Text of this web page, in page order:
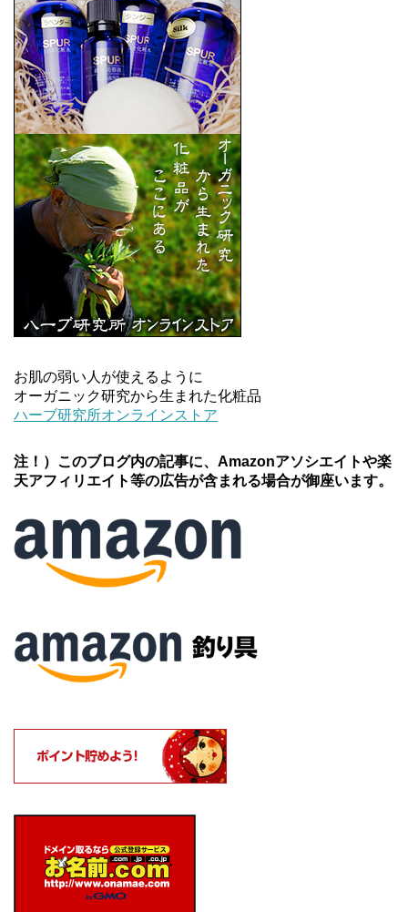
お肌の弱い人が使えるように
オーガニック研究から生まれた化粧品
ハーブ研究所オンラインストア
注！）このブログ内の記事に、Amazonアソシエイトや楽
天アフィリエイト等の広告が含まれる場合が御座います。